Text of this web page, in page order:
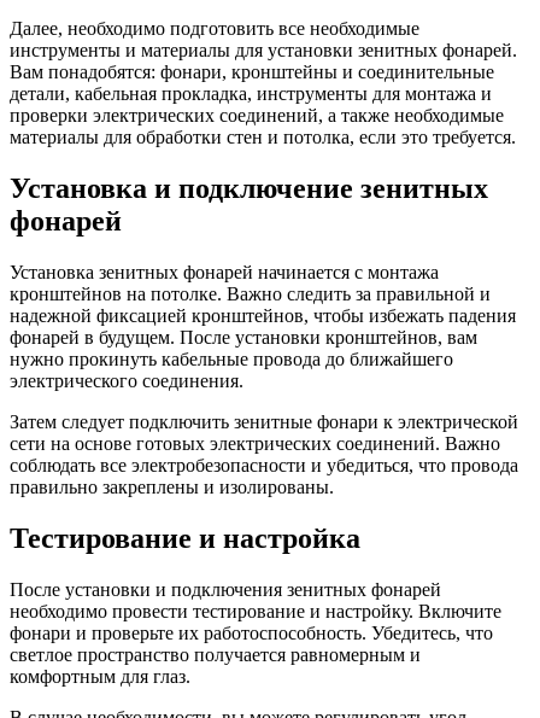
Далее, необходимо подготовить все необходимые
инструменты и материалы для установки зенитных фонарей.
Вам понадобятся: фонари, кронштейны и соединительные
детали, кабельная прокладка, инструменты для монтажа и
проверки электрических соединений, а также необходимые
материалы для обработки стен и потолка, если это требуется.
Установка и подключение зенитных
фонарей
Установка зенитных фонарей начинается с монтажа
кронштейнов на потолке. Важно следить за правильной и
надежной фиксацией кронштейнов, чтобы избежать падения
фонарей в будущем. После установки кронштейнов, вам
нужно прокинуть кабельные провода до ближайшего
электрического соединения.
Затем следует подключить зенитные фонари к электрической
сети на основе готовых электрических соединений. Важно
соблюдать все электробезопасности и убедиться, что провода
правильно закреплены и изолированы.
Тестирование и настройка
После установки и подключения зенитных фонарей
необходимо провести тестирование и настройку. Включите
фонари и проверьте их работоспособность. Убедитесь, что
светлое пространство получается равномерным и
комфортным для глаз.